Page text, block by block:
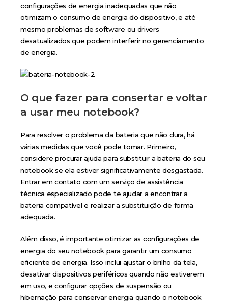
configurações de energia inadequadas que não
otimizam o consumo de energia do dispositivo, e até
mesmo problemas de software ou drivers
desatualizados que podem interferir no gerenciamento
de energia.
O que fazer para consertar e voltar
a usar meu notebook?
Para resolver o problema da bateria que não dura, há
várias medidas que você pode tomar. Primeiro,
considere procurar ajuda para substituir a bateria do seu
notebook se ela estiver significativamente desgastada.
Entrar em contato com um serviço de assistência
técnica especializado pode te ajudar a encontrar a
bateria compatível e realizar a substituição de forma
adequada.
Além disso, é importante otimizar as configurações de
energia do seu notebook para garantir um consumo
eficiente de energia. Isso inclui ajustar o brilho da tela,
desativar dispositivos periféricos quando não estiverem
em uso, e configurar opções de suspensão ou
hibernação para conservar energia quando o notebook